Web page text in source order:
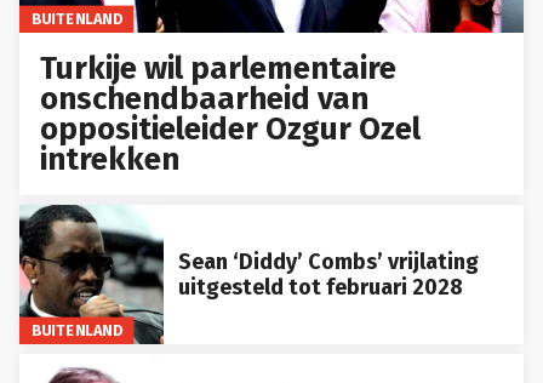
BUITENLAND
Turkije wil parlementaire
onschendbaarheid van
oppositieleider Ozgur Ozel
intrekken
BUITENLAND
Sean ‘Diddy’ Combs’ vrijlating
uitgesteld tot februari 2028